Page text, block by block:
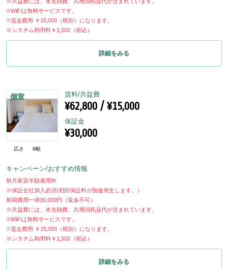
※WiFiは無料サービスです。
※退去費用 ￥15,000（税別）になります。
※システム利用料￥1,500（税込）
詳細をみる
個室
広さ 8帖
賃料/共益費
¥62,800 / ¥15,000
保証金
¥30,000
キャンペーン/おすすめ情報
初月家賃半額適用外
※保証会社加入必須(初回保証料が別途発生します。）
初期費用一律30,000円（返金不可）
※共益費には、水光熱費、共用消耗品代が含まれています。
※WiFiは無料サービスです。
※退去費用 ￥15,000（税別）になります。
※システム利用料￥1,500（税込）
詳細をみる